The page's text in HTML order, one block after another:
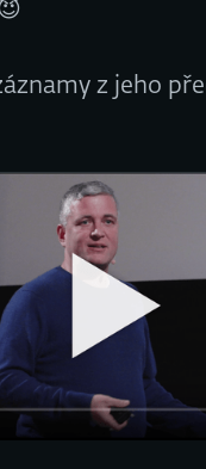
z jeho